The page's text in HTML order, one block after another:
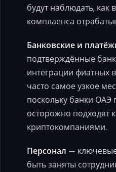
будут наблюдать, как
комплаенса
Банковские и
подтверждённые
интеграции фиатных
часто самое узкое
поскольку банки
осторожно подходят
криптокомпаниями.
Персонал —
быть заняты